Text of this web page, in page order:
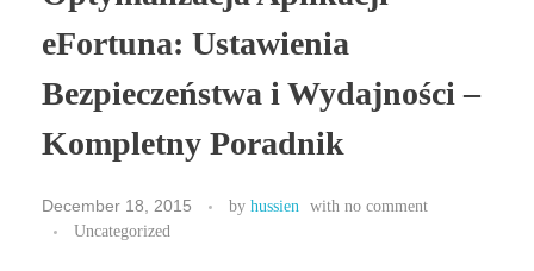
ABOUT US
OUR BRANDS
eFortuna: Ustawienia
Bezpieczeństwa i Wydajności –
Kompletny Poradnik
December 18, 2015 by hussien with no comment
Uncategorized